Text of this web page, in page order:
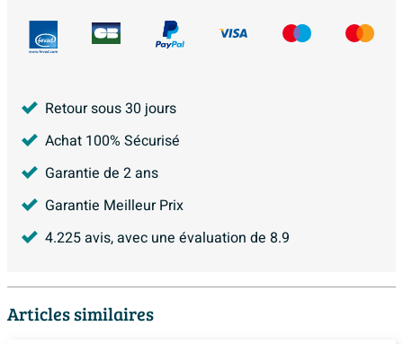
Retour sous 30 jours
Achat 100% Sécurisé
Garantie de 2 ans
Garantie Meilleur Prix
4.225avis, avec une évaluation de 8.9
Articles similaires